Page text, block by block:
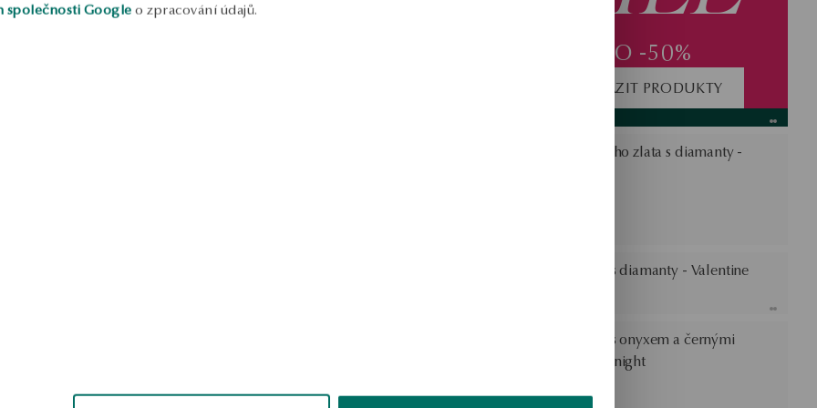
společnosti Google o zpracování údajů.
DO -50%
ZOBRAZIT PRODUKTY
Náušnice z bílého zlata s diamanty -
Zlaté náušnice s diamanty - Valentine
Zlaté náušnice s onyxem a černými
diamanty - Midnight